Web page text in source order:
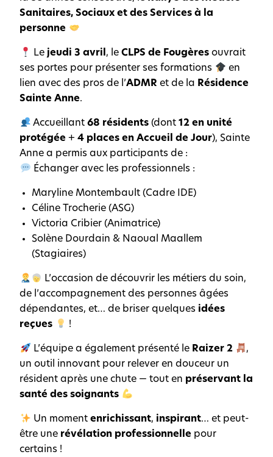
Sanitaires, Sociaux et des Services à la
personne
Le jeudi 3 avril, le CLPS de Fougèresouvrait
ses portes pour présenter ses formations
en
lien avec des pros de l’ADMR et de la Résidence
Sainte Anne.
Accueillant 68 résidents(dont 12 en unité
protégée +4 places en Accueil de Jour), Sainte
Anne a permis aux participants de :
Échanger avec les professionnels :
Maryline Montembault (Cadre IDE)
Céline Trocherie (ASG)
Victoria Cribier (Animatrice)
Solène Dourdain & Naoual Maallem
(Stagiaires)
L’occasion de découvrir les métiers du soin,
de l’accompagnement des personnes âgées
dépendantes, et… de briser quelques idées
reçues
!
L’équipe a également présenté le Raizer 2
,
un outil innovant pour relever en douceur un
résident après une chute — tout en préservant la
santé des soignants
Un moment enrichissant, inspirant… et peut-
être une révélation professionnelle pour
certains !